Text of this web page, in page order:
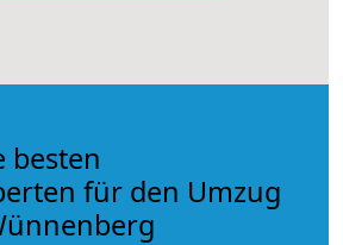
besten
für den Umzug